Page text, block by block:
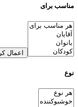
مناسب برای
اعمال
نوع